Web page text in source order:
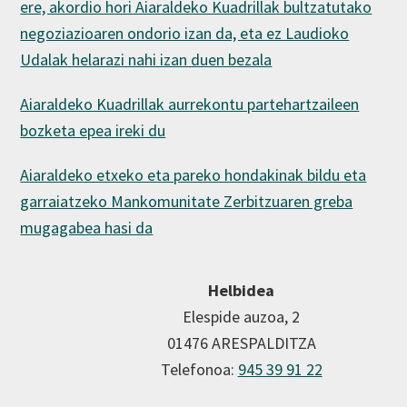
ere, akordio hori Aiaraldeko Kuadrillak bultzatutako
negoziazioaren ondorio izan da, eta ez Laudioko
Udalak helarazi nahi izan duen bezala
Aiaraldeko Kuadrillak aurrekontu partehartzaileen
bozketa epea ireki du
Aiaraldeko etxeko eta pareko hondakinak bildu eta
garraiatzeko Mankomunitate Zerbitzuaren greba
mugagabea hasi da
Helbidea
Elespide auzoa, 2
01476 ARESPALDITZA
Telefonoa: 945 39 91 22